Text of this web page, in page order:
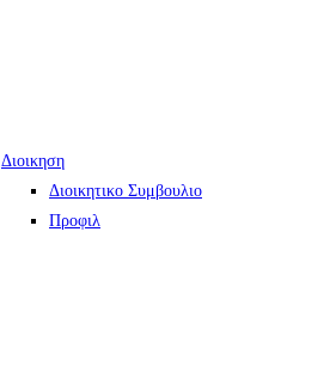
Διοικηση
Διοικητικο Συμβουλιο
Προφιλ